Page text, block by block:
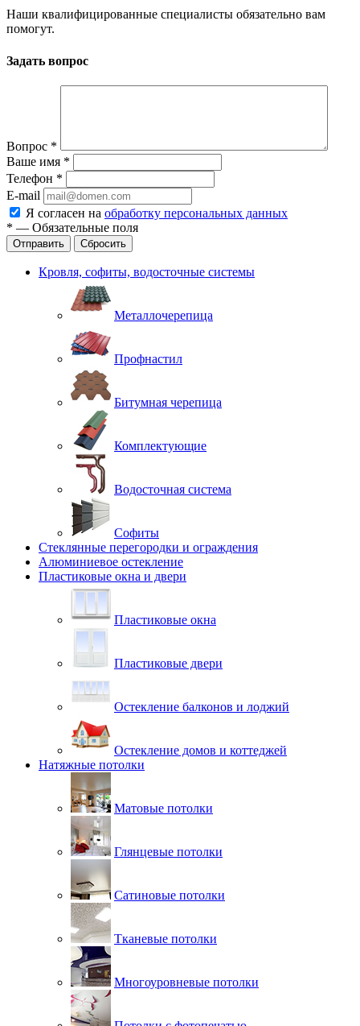
Наши квалифицированные специалисты обязательно вам
помогут.
Задать вопрос
Вопрос *
Ваше имя *
Телефон *
E-mail
Я согласен на обработку персональных данных
* — Обязательные поля
Отправить Сбросить
Кровля, софиты, водосточные системы
Металлочерепица
Профнастил
Битумная черепица
Комплектующие
Водосточная система
Софиты
Стеклянные перегородки и ограждения
Алюминиевое остекление
Пластиковые окна и двери
Пластиковые окна
Пластиковые двери
Остекление балконов и лоджий
Остекление домов и коттеджей
Натяжные потолки
Матовые потолки
Глянцевые потолки
Сатиновые потолки
Тканевые потолки
Многоуровневые потолки